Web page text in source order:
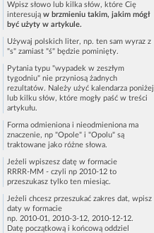
Wpisz słowo lub kilka słów, które Cię
interesują w brzmieniu takim, jakim mógł
być użyty w artykule.
Używaj polskich liter, np. ten sam wyraz z
"s" zamiast "ś" będzie pominięty.
Pytania typu "wypadek w zeszłym
tygodniu" nie przyniosą żadnych
rezultatów. Należy użyć kalendarza poniżej
lub kilku słów, które mogły paść w treści
artykułu.
Forma odmieniona i nieodmieniona ma
znaczenie, np "Opole" i "Opolu" są
traktowane jako różne słowa.
Jeżeli wpiszesz datę w formacie
RRRR-MM - czyli np 2010-12 to
przeszukasz tylko ten miesiąc.
Jeżeli chcesz przeszukać zakres dat, wpisz
daty w formacie
np. 2010-01, 2010-3-12, 2010-12-12.
Datę początkową i końcową oddziel